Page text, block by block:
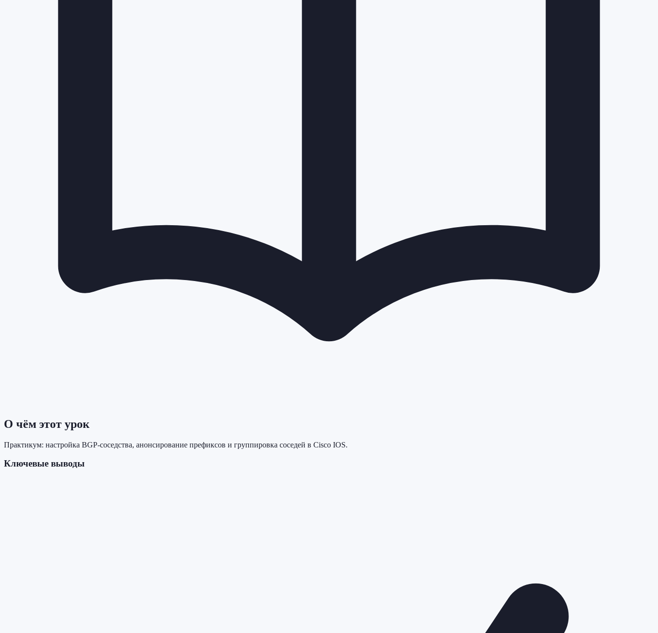
О чём этот урок
Практикум: настройка BGP-соседства, анонсирование префиксов и группировка соседей в Cisco IOS.
Ключевые выводы